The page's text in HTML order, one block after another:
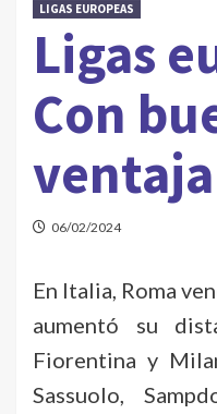
LIGAS EUROPEAS
Ligas
Con
ventaja
06/02/2024
En Italia, Roma
aumentó su
Fiorentina y
Sassuolo,